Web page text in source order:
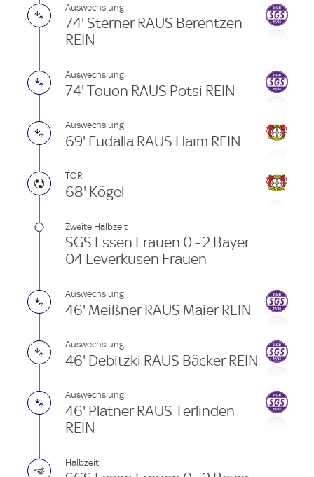
Auswechslung
74' Sterner RAUS Berentzen
REIN
Auswechslung
74' Touon RAUS Potsi REIN
Auswechslung
69' Fudalla RAUS Haim REIN
TOR
68' Kögel
Zweite Halbzeit
SGS Essen Frauen 0 - 2 Bayer
04 Leverkusen Frauen
Auswechslung
46' Meißner RAUS Maier REIN
Auswechslung
46' Debitzki RAUS Bäcker REIN
Auswechslung
46' Platner RAUS Terlinden
REIN
Halbzeit